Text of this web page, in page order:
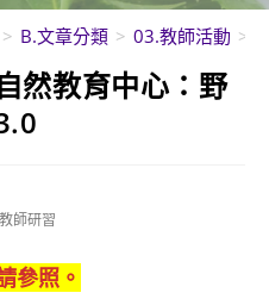
> B.文章分類 > 03.教師活動 >
然教育中心：野
教師研習
參照。